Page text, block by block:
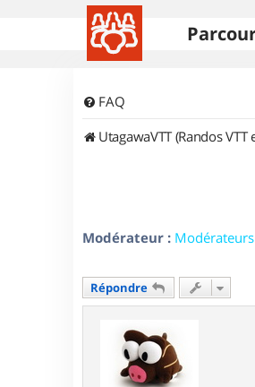
FAQ
UtagawaVTT (Randos VTT
Modérateur :
Répondre